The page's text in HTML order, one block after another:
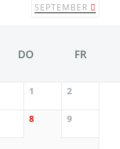
SEPTEMBER
DO FR
1 2
8 9